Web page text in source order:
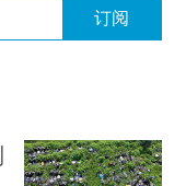
订阅